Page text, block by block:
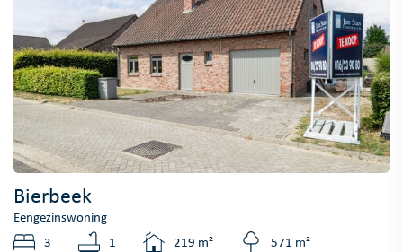
Bierbeek
Eengezinswoning
3
1 219 m² 571 m²